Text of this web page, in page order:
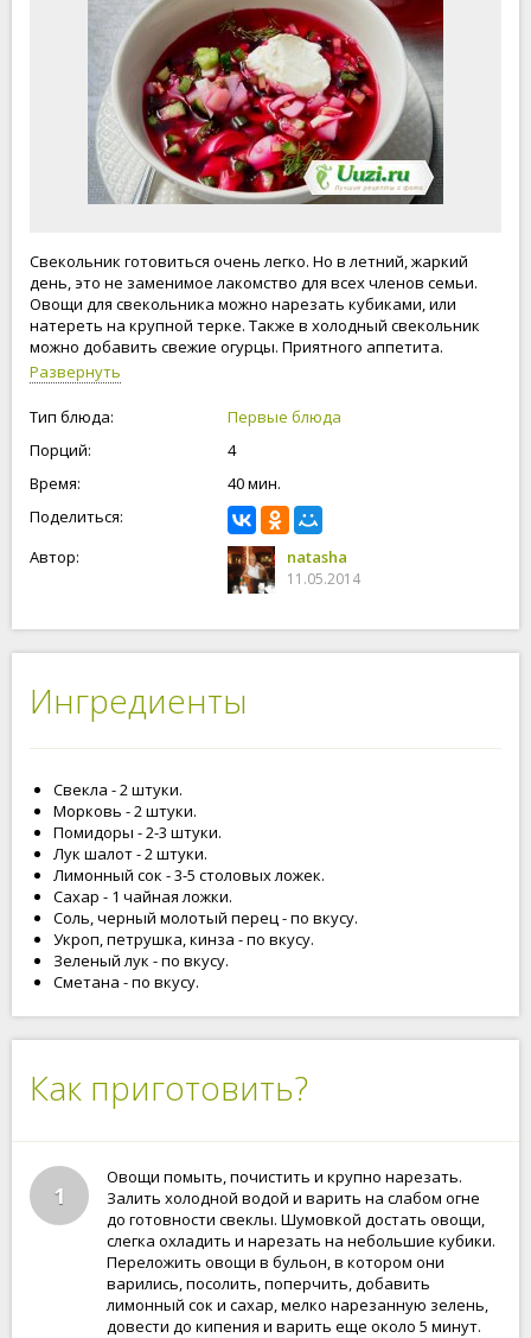
Свекольник готовиться очень легко. Но в летний, жаркий
день, это не заменимое лакомство для всех членов семьи.
Овощи для свекольника можно нарезать кубиками, или
натереть на крупной терке. Также в холодный свекольник
можно добавить свежие огурцы. Приятного аппетита.
Развернуть
Тип блюда:
Первые блюда
Порций:
4
Время:
40 мин.
Поделиться:
Автор:
natasha
11.05.2014
Ингредиенты
Свекла - 2 штуки.
Морковь - 2 штуки.
Помидоры - 2-3 штуки.
Лук шалот - 2 штуки.
Лимонный сок - 3-5 столовых ложек.
Сахар - 1 чайная ложки.
Соль, черный молотый перец - по вкусу.
Укроп, петрушка, кинза - по вкусу.
Зеленый лук - по вкусу.
Сметана - по вкусу.
Как приготовить?
1
Овощи помыть, почистить и крупно нарезать.
Залить холодной водой и варить на слабом огне
до готовности свеклы. Шумовкой достать овощи,
слегка охладить и нарезать на небольшие кубики.
Переложить овощи в бульон, в котором они
варились, посолить, поперчить, добавить
лимонный сок и сахар, мелко нарезанную зелень,
довести до кипения и варить еще около 5 минут.